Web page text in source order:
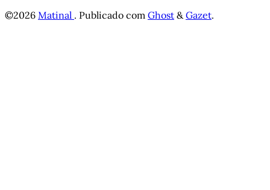
©2026 Matinal . Publicado com Ghost & Gazet.